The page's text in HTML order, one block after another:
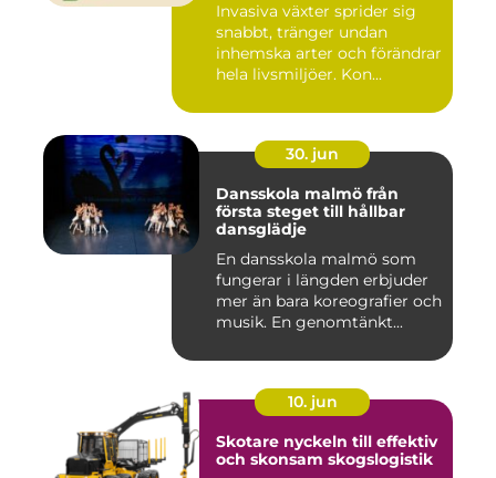
Invasiva växter sprider sig
snabbt, tränger undan
inhemska arter och förändrar
hela livsmiljöer. Kon...
30. jun
Dansskola malmö från
första steget till hållbar
dansglädje
En dansskola malmö som
fungerar i längden erbjuder
mer än bara koreografier och
musik. En genomtänkt...
10. jun
Skotare nyckeln till effektiv
och skonsam skogslogistik